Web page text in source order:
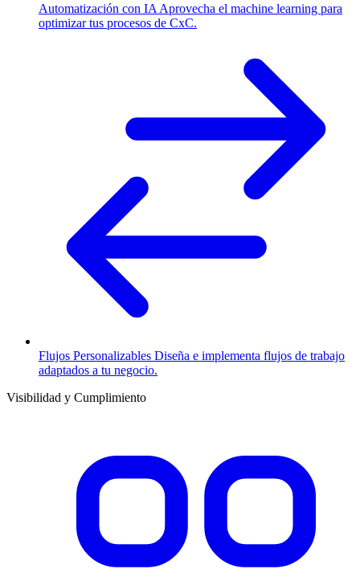
Automatización con IA Aprovecha el machine learning para
optimizar tus procesos de CxC.
Flujos Personalizables Diseña e implementa flujos de trabajo
adaptados a tu negocio.
Visibilidad y Cumplimiento